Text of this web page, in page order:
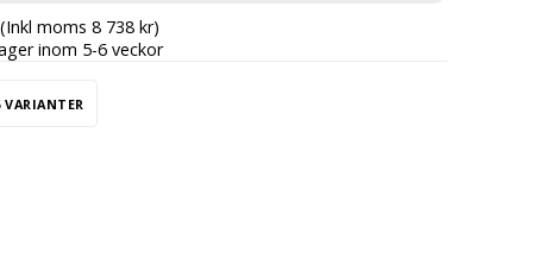
moms 8 738 kr)
inom 5-6 veckor